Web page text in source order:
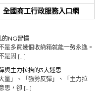
全國商工行政服務入口網
NG習慣
是多買幾個收納箱就能一勞永逸。
是因 […]
與主力拉抬的3大迷思
量」、「強勢反彈」、「主力拉
思，卻 […]